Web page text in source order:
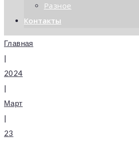
Разное
Контакты
Главная
|
2024
|
Март
|
23